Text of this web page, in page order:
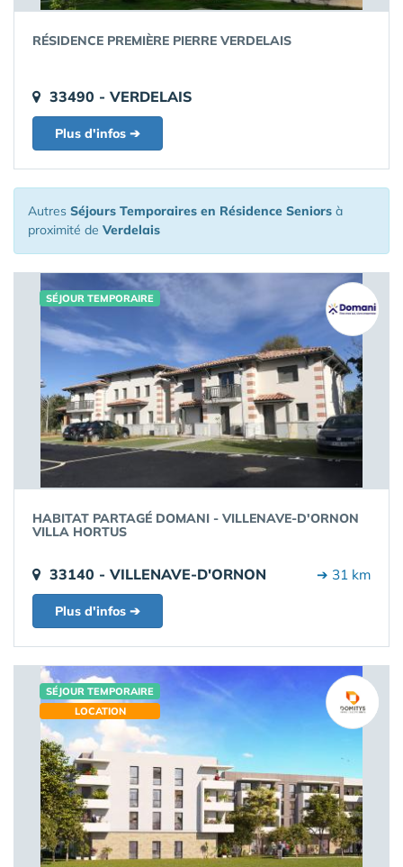
RÉSIDENCE PREMIÈRE PIERRE VERDELAIS
33490 - VERDELAIS
Plus d'infos ➔
Autres Séjours Temporaires en Résidence Seniors à
proximité de Verdelais
SÉJOUR TEMPORAIRE
HABITAT PARTAGÉ DOMANI - VILLENAVE-D'ORNON
VILLA HORTUS
33140 - VILLENAVE-D'ORNON ➔ 31 km
Plus d'infos ➔
SÉJOUR TEMPORAIRE
LOCATION